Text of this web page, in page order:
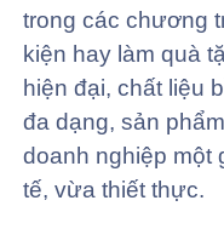
trong các chương
kiện hay làm quà
hiện đại, chất liệu
đa dạng, sản
doanh nghiệp một
tế, vừa thiết thực.